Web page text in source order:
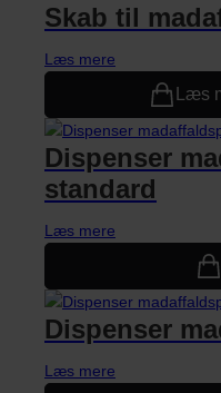
Skab til
Læs mere
Læs
Dispenser
standard
Læs mere
Dispenser
Læs mere